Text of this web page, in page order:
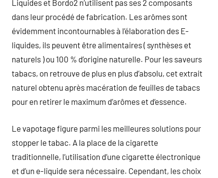
Liquides et Bordo2 n’utilisent pas ses 2 composants
dans leur procédé de fabrication. Les arômes sont
évidemment incontournables à l’élaboration des E-
liquides, ils peuvent être alimentaires ( synthèses et
naturels ) ou 100 % d’origine naturelle. Pour les saveurs
tabacs, on retrouve de plus en plus d’absolu, cet extrait
naturel obtenu après macération de feuilles de tabacs
pour en retirer le maximum d’arômes et d’essence.
Le vapotage figure parmi les meilleures solutions pour
stopper le tabac. A la place de la cigarette
traditionnelle, l’utilisation d’une cigarette électronique
et d’un e-liquide sera nécessaire. Cependant, les choix